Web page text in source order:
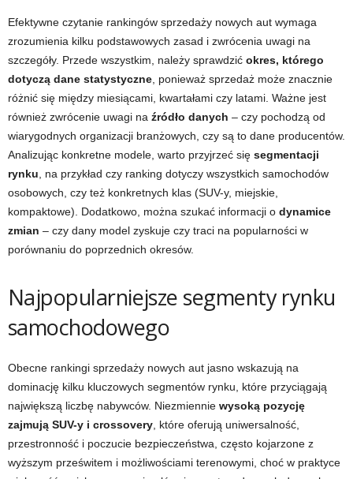
Efektywne czytanie rankingów sprzedaży nowych aut wymaga
zrozumienia kilku podstawowych zasad i zwrócenia uwagi na
szczegóły. Przede wszystkim, należy sprawdzić okres, którego
dotyczą dane statystyczne , ponieważ sprzedaż może znacznie
różnić się między miesiącami, kwartałami czy latami. Ważne jest
również zwrócenie uwagi na źródło danych – czy pochodzą od
wiarygodnych organizacji branżowych, czy są to dane producentów.
Analizując konkretne modele, warto przyjrzeć się segmentacji
rynku , na przykład czy ranking dotyczy wszystkich samochodów
osobowych, czy też konkretnych klas (SUV-y, miejskie,
kompaktowe). Dodatkowo, można szukać informacji o dynamice
zmian – czy dany model zyskuje czy traci na popularności w
porównaniu do poprzednich okresów.
Najpopularniejsze segmenty rynku
samochodowego
Obecne rankingi sprzedaży nowych aut jasno wskazują na
dominację kilku kluczowych segmentów rynku, które przyciągają
największą liczbę nabywców. Niezmiennie wysoką pozycję
zajmują SUV-y i crossovery , które oferują uniwersalność,
przestronność i poczucie bezpieczeństwa, często kojarzone z
wyższym prześwitem i możliwościami terenowymi, choć w praktyce